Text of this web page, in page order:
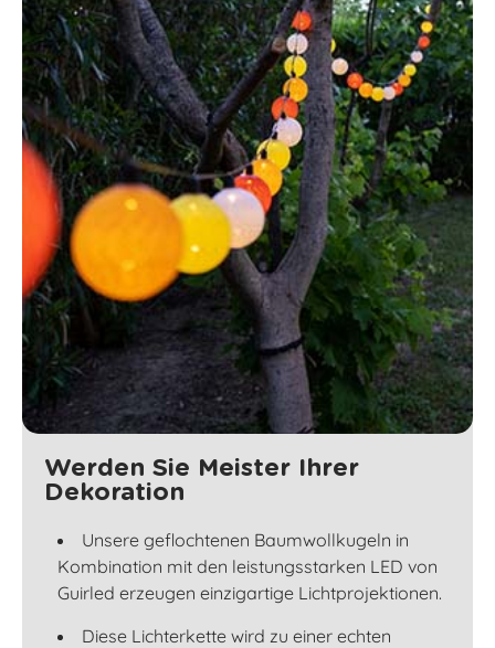
Werden Sie Meister Ihrer
Dekoration
Unsere geflochtenen Baumwollkugeln in
Kombination mit den leistungsstarken LED von
Guirled erzeugen einzigartige Lichtprojektionen.
Diese Lichterkette wird zu einer echten